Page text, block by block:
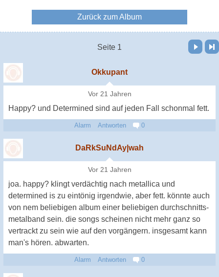
Zurück zum Album
Seite 1
Vor Letzte Seite
Okkupant
Vor 21 Jahren
Happy? und Determined sind auf jeden Fall schonmal fett.
Alarm Antworten 0
DaRkSuNdAy|wah
Vor 21 Jahren
joa. happy? klingt verdächtig nach metallica und
determined is zu eintönig irgendwie, aber fett. könnte auch
von nem beliebigen album einer beliebigen durchschnitts-
metalband sein. die songs scheinen nicht mehr ganz so
vertrackt zu sein wie auf den vorgängern. insgesamt kann
man's hören. abwarten.
Alarm Antworten 0